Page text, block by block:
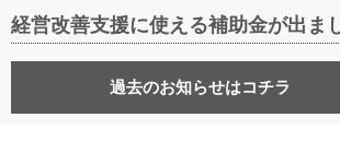
経営改善支援に使える補助金が出ま
過去のお知らせはコチラ